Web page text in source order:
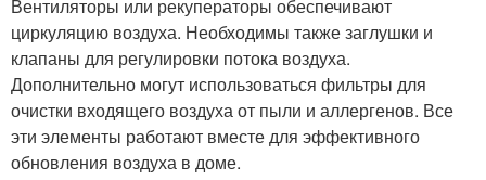
Вентиляторы или рекуператоры обеспечивают
циркуляцию воздуха. Необходимы также заглушки и
клапаны для регулировки потока воздуха.
Дополнительно могут использоваться фильтры для
очистки входящего воздуха от пыли и аллергенов. Все
эти элементы работают вместе для эффективного
обновления воздуха в доме.